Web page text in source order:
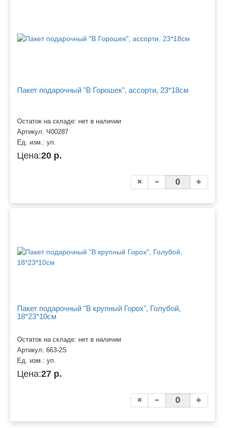
Пакет подарочный "В Горошек", ассорти, 23*18см
Остаток на складе: нет в наличии
Артикул: Ч00287
Ед. изм.: уп.
Цена:20 р.
Пакет подарочный "В крупный Горох", Голубой,
18*23*10см
Остаток на складе: нет в наличии
Артикул: 663-2S
Ед. изм.: уп.
Цена:27 р.